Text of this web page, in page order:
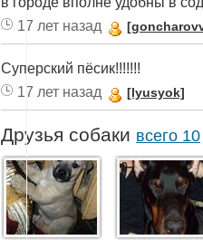
17 лет назад
Суперский пёсик!!!!!!!
17 лет назад
[lyusyok]
Друзья собаки всего 10